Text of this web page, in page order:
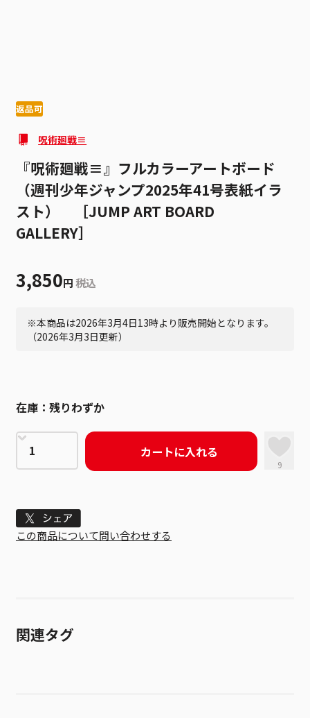
返品可
呪術廻戦≡
『呪術廻戦≡』フルカラーアートボード
（週刊少年ジャンプ2025年41号表紙イラ
スト） ［JUMP ART BOARD
GALLERY］
3,850円 税込
※本商品は2026年3月4日13時より販売開始となります。
（2026年3月3日更新）
在庫： 残りわずか
カートに入れる
9
Tweet
この商品について問い合わせする
関連タグ